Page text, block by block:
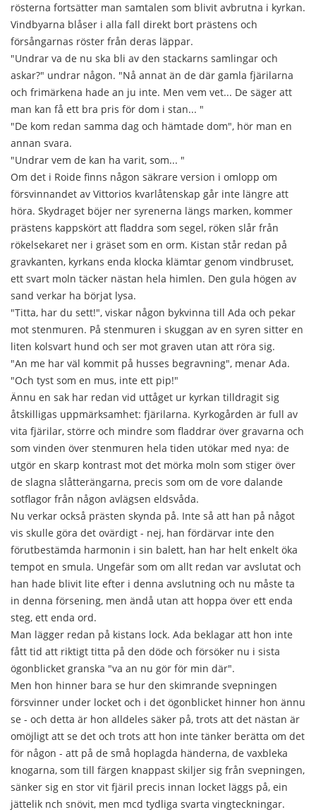
rösterna fortsätter man samtalen som blivit avbrutna i kyrkan.
Vindbyarna blåser i alla fall direkt bort prästens och
försångarnas röster från deras läppar.
"Undrar va de nu ska bli av den stackarns samlingar och
askar?" undrar någon. "Nå annat än de där gamla fjärilarna
och frimärkena hade an ju inte. Men vem vet... De säger att
man kan få ett bra pris för dom i stan... "
"De kom redan samma dag och hämtade dom", hör man en
annan svara.
"Undrar vem de kan ha varit, som... "
Om det i Roide finns någon säkrare version i omlopp om
försvinnandet av Vittorios kvarlåtenskap går inte längre att
höra. Skydraget böjer ner syrenerna längs marken, kommer
prästens kappskört att fladdra som segel, röken slår från
rökelsekaret ner i gräset som en orm. Kistan står redan på
gravkanten, kyrkans enda klocka klämtar genom vindbruset,
ett svart moln täcker nästan hela himlen. Den gula högen av
sand verkar ha börjat lysa.
"Titta, har du sett!", viskar någon bykvinna till Ada och pekar
mot stenmuren. På stenmuren i skuggan av en syren sitter en
liten kolsvart hund och ser mot graven utan att röra sig.
"An me har väl kommit på husses begravning", menar Ada.
"Och tyst som en mus, inte ett pip!"
Ännu en sak har redan vid uttåget ur kyrkan tilldragit sig
åtskilligas uppmärksamhet: fjärilarna. Kyrkogården är full av
vita fjärilar, större och mindre som fladdrar över gravarna och
som vinden över stenmuren hela tiden utökar med nya: de
utgör en skarp kontrast mot det mörka moln som stiger över
de slagna slåtterängarna, precis som om de vore dalande
sotflagor från någon avlägsen eldsvåda.
Nu verkar också prästen skynda på. Inte så att han på något
vis skulle göra det ovärdigt - nej, han fördärvar inte den
förutbestämda harmonin i sin balett, han har helt enkelt öka
tempot en smula. Ungefär som om allt redan var avslutat och
han hade blivit lite efter i denna avslutning och nu måste ta
in denna försening, men ändå utan att hoppa över ett enda
steg, ett enda ord.
Man lägger redan på kistans lock. Ada beklagar att hon inte
fått tid att riktigt titta på den döde och försöker nu i sista
ögonblicket granska "va an nu gör för min där".
Men hon hinner bara se hur den skimrande svepningen
försvinner under locket och i det ögonblicket hinner hon ännu
se - och detta är hon alldeles säker på, trots att det nästan är
omöjligt att se det och trots att hon inte tänker berätta om det
för någon - att på de små hoplagda händerna, de vaxbleka
knogarna, som till färgen knappast skiljer sig från svepningen,
sänker sig en stor vit fjäril precis innan locket läggs på, ein
jättelik nch snövit, men mcd tydliga svarta vingteckningar.